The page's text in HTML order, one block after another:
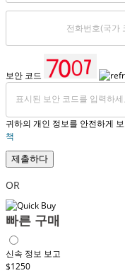
보안 코드
귀하의 개인 정보를 안전하게
책
제출하다
OR
빠른 구매
신속 정보 보고
$1250